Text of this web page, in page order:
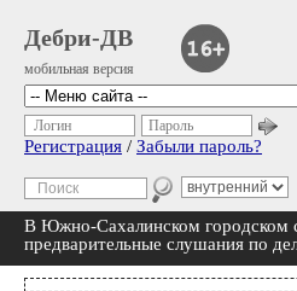
Дебри-ДВ
мобильная версия
Логин Пароль
Регистрация / Забыли пароль?
В Южно-Сахалинском городском
предварительные слушания по